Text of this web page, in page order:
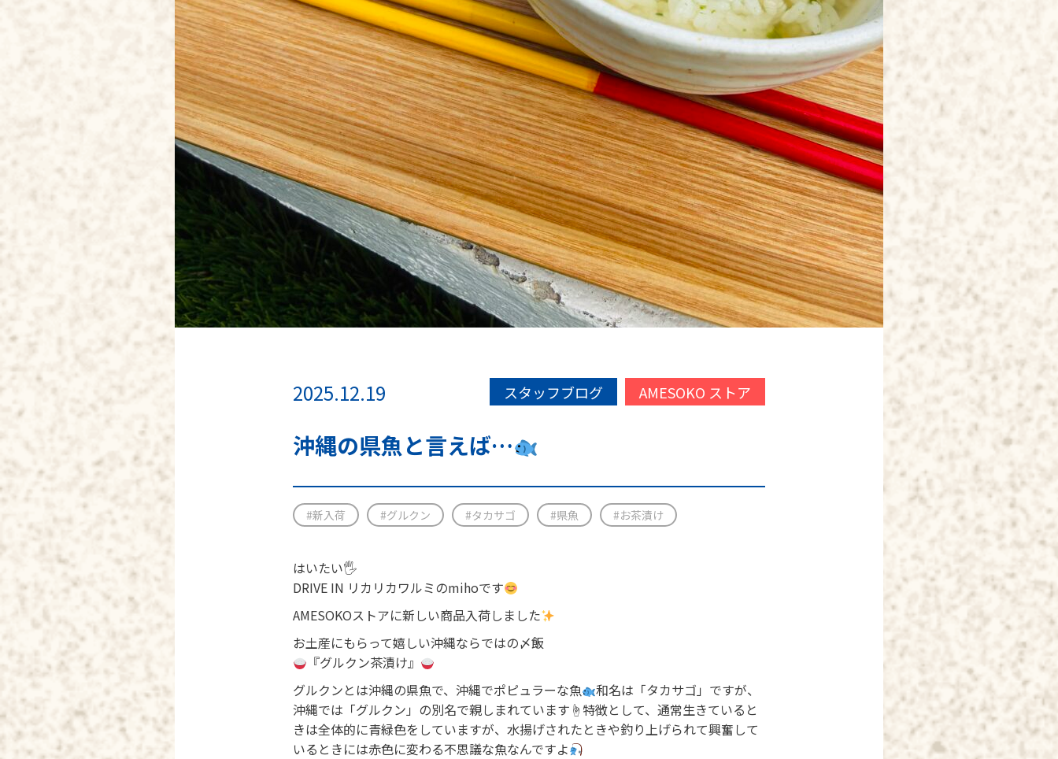
2025.12.19 スタッフブログ AMESOKO ストア
沖縄の県魚と言えば…
#新入荷 #グルクン #タカサゴ #県魚 #お茶漬け
はいたい🖐️
DRIVE IN リカリカワルミのmihoです
AMESOKOストアに新しい商品入荷しました
お土産にもらって嬉しい沖縄ならではの〆飯
『グルクン茶漬け』
グルクンとは沖縄の県魚で、沖縄でポピュラーな魚
和名は「タカサゴ」ですが、
沖縄では「グルクン」の別名で親しまれています☝ 特徴として、通常生きていると
きは全体的に青緑色をしていますが、水揚げされたときや釣り上げられて興奮して
いるときには赤色に変わる不思議な魚なんですよ